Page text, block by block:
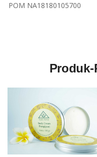
POM NA18180105700
Produk-